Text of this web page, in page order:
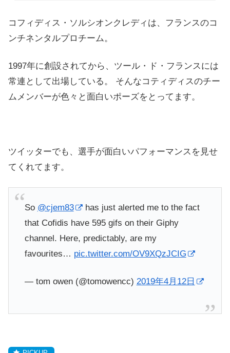
コフィディス・ソルシオンクレディは、フランスのコ
ンチネンタルプロチーム。
1997年に創設されてから、ツール・ド・フランスには
常連として出場している。 そんなコティディスのチー
ムメンバーが色々と面白いポーズをとってます。
ツイッターでも、選手が面白いパフォーマンスを見せ
てくれてます。
So @cjem83
has just alerted me to the fact
that Cofidis have 595 gifs on their Giphy
channel. Here, predictably, are my
favourites… pic.twitter.com/OV9XQzJCIG
— tom owen (@tomowencc) 2019年4月12日